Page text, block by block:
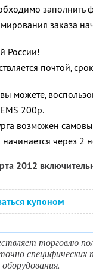
заполнить
заказа
России!
почтой,
можете,
200р.
возможен
через 2
2012
купоном
торговлю